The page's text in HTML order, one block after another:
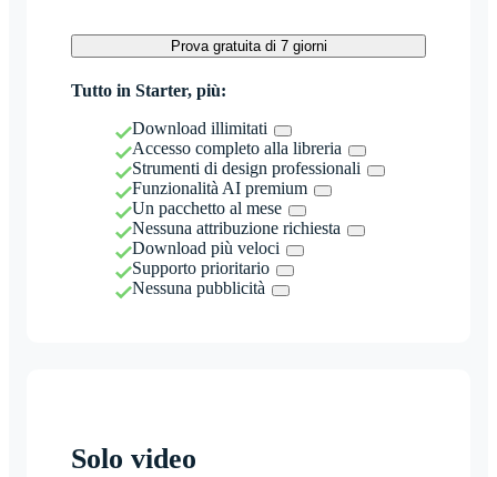
Prova gratuita di 7 giorni
Tutto in Starter, più:
Download illimitati
Accesso completo alla libreria
Strumenti di design professionali
Funzionalità AI premium
Un pacchetto al mese
Nessuna attribuzione richiesta
Download più veloci
Supporto prioritario
Nessuna pubblicità
Solo video